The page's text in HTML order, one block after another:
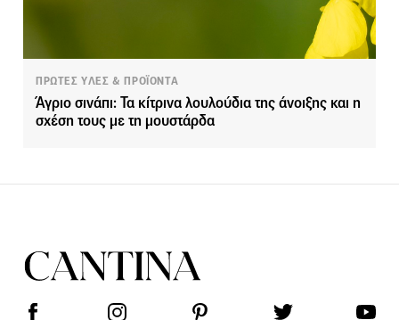
ΠΡΩΤΕΣ ΥΛΕΣ & ΠΡΟΪΟΝΤΑ
Άγριο σινάπι: Τα κίτρινα λουλούδια της άνοιξης και η
σχέση τους με τη μουστάρδα